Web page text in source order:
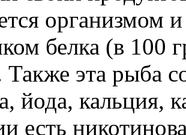
организмом
белка (в 100
эта рыба
йода, кальция,
есть